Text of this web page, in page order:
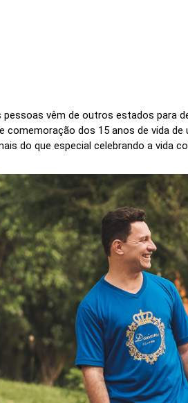
pessoas vêm de outros estados para
comemoração dos 15 anos de vida
do que especial celebrando a vida